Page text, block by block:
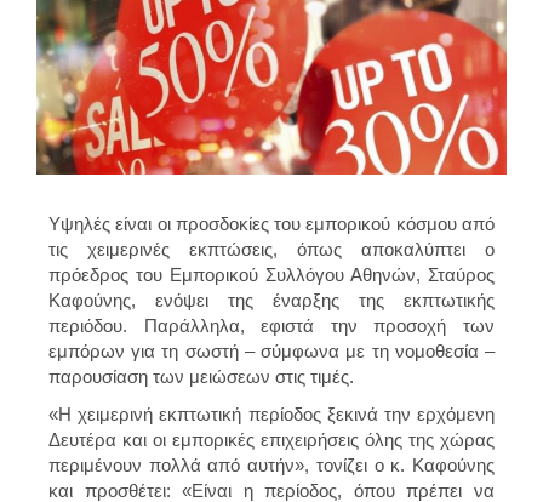
Υψηλές είναι οι προσδοκίες του εμπορικού κόσμου από
τις χειμερινές εκπτώσεις, όπως αποκαλύπτει ο
πρόεδρος του Εμπορικού Συλλόγου Αθηνών, Σταύρος
Καφούνης, ενόψει της έναρξης της εκπτωτικής
περιόδου. Παράλληλα, εφιστά την προσοχή των
εμπόρων για τη σωστή – σύμφωνα με τη νομοθεσία –
παρουσίαση των μειώσεων στις τιμές.
«Η χειμερινή εκπτωτική περίοδος ξεκινά την ερχόμενη
Δευτέρα και οι εμπορικές επιχειρήσεις όλης της χώρας
περιμένουν πολλά από αυτήν», τονίζει ο κ. Καφούνης
και προσθέτει: «Είναι η περίοδος, όπου πρέπει να